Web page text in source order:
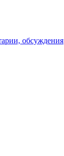
обсуждения